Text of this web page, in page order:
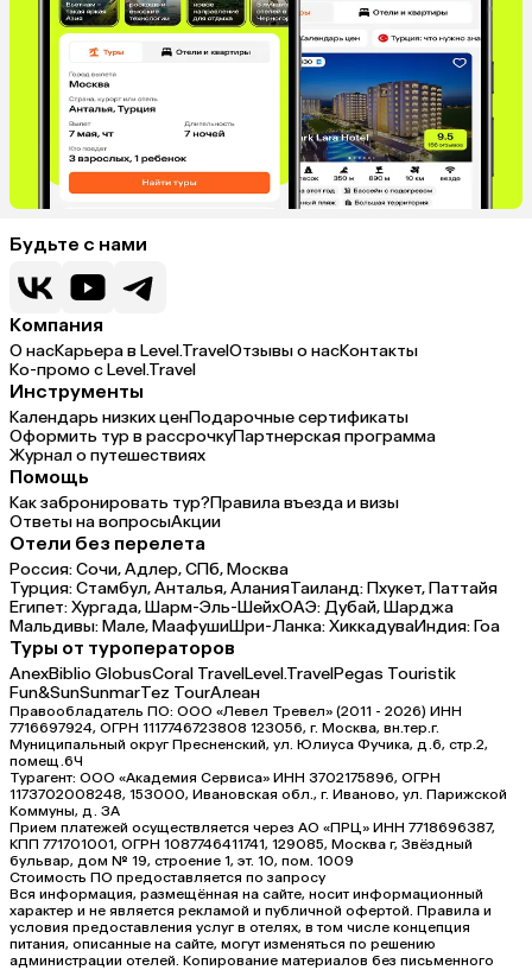
Будьте с нами
Компания
О насКарьера в Level.TravelОтзывы о насКонтакты
Ко-промо с Level.Travel
Инструменты
Календарь низких ценПодарочные сертификаты
Оформить тур в рассрочкуПартнерская программа
Журнал о путешествиях
Помощь
Как забронировать тур?Правила въезда и визы
Ответы на вопросыАкции
Отели без перелета
Россия:Сочи,Адлер,СПб,Москва
Турция:Стамбул,Анталья,АланияТаиланд:Пхукет,Паттайя
Египет:Хургада,Шарм-Эль-ШейхОАЭ:Дубай,Шарджа
Мальдивы:Мале,МаафушиШри-Ланка:ХиккадуваИндия:Гоа
Туры от туроператоров
AnexBiblio GlobusCoral TravelLevel.TravelPegas Touristik
Fun&SunSunmarTez TourАлеан
Правообладатель ПО: ООО «Левел Тревел» (2011 - 2026) ИНН
7716697924, ОГРН 1117746723808 123056, г. Москва, вн.тер.г.
Муниципальный округ Пресненский, ул. Юлиуса Фучика, д.6, стр.2,
помещ.6Ч
Турагент: ООО «Академия Сервиса» ИНН 3702175896, ОГРН
1173702008248, 153000, Ивановская обл., г. Иваново, ул. Парижской
Коммуны, д. ЗА
Прием платежей осуществляется через АО «ПРЦ» ИНН 7718696387,
КПП 771701001, ОГРН 1087746411741, 129085, Москва г, Звёздный
бульвар, дом № 19, строение 1, эт. 10, пом. 1009
Стоимость ПО предоставляется по запросу
Вся информация, размещённая на сайте, носит информационный
характер и не является рекламой и публичной офертой. Правила и
условия предоставления услуг в отелях, в том числе концепция
питания, описанные на сайте, могут изменяться по решению
администрации отелей. Копирование материалов без письменного